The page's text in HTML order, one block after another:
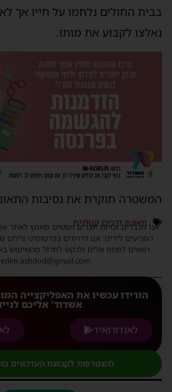
בבית החולים נלחמו על חייו אך
נאלצו לקבוע את מותו.
המשטרה חוקרת את נסיבות
תאונת דרכים קטלנית
אנו מכבדים זכויות יוצרים ועושים מאמץ לאתר
המגיעים לידינו. אם זיהיתים בפרסומינו
רשאים לפנות אלינו ולבקש לחדול מהשימוש
הורידו עכשיו את האפליקצייה
אשדוד' אליכם
לאנדורואיד
להצטרפות לקבוצת העדכונים